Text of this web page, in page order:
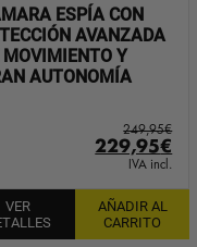
ESPÍA CON
AVANZADA
MOVIMIENTO Y
AUTONOMÍA
249,95€
El
precio
original
era:
249,95€.
229,95€
IVA incl.
VER
AÑADIR AL
CARRITO